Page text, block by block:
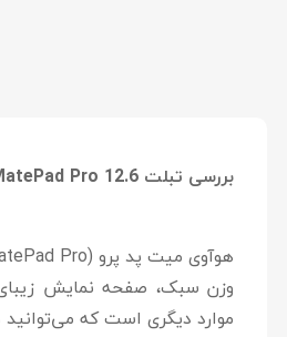
بررسی تبلت Huawei MatePad Pro 12.6
موارد دیگری است که